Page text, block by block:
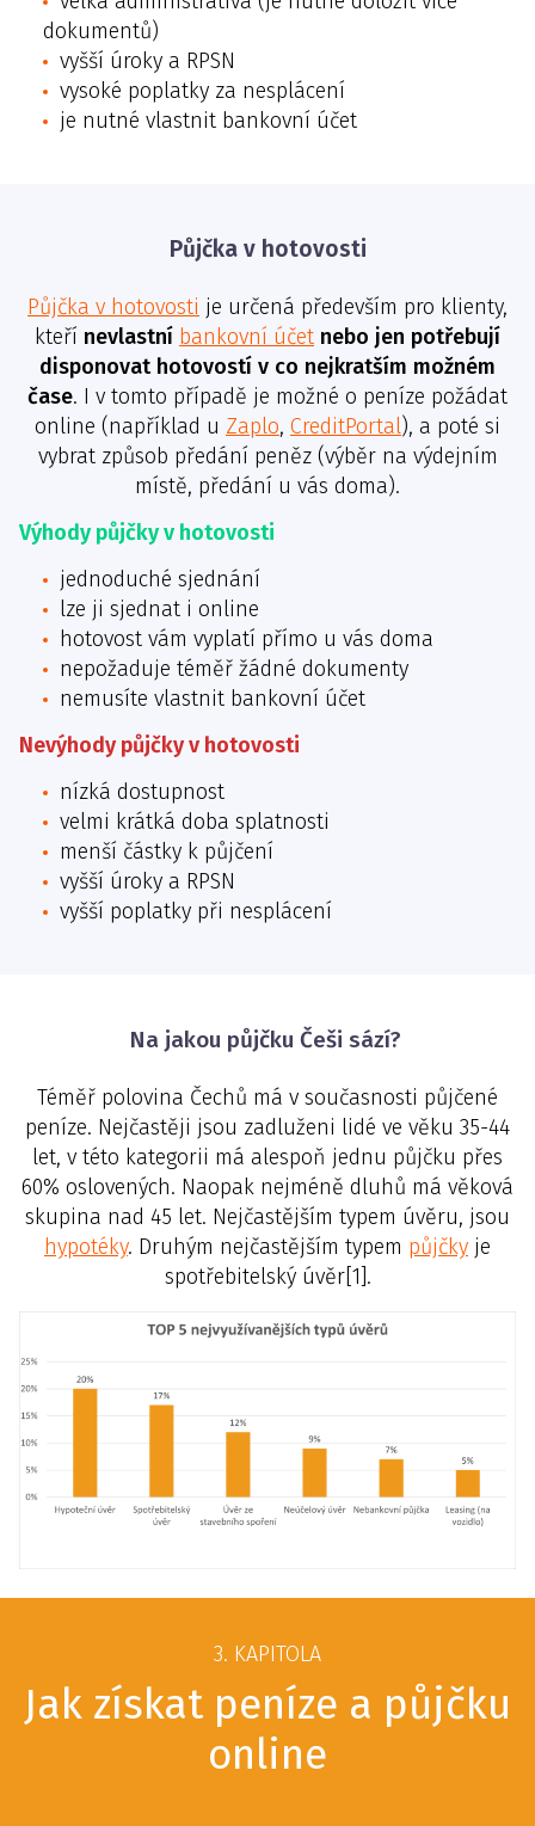
dokumentů)
vyšší úroky a RPSN
vysoké poplatky za nesplácení
je nutné vlastnit bankovní účet
Půjčka v hotovosti
Půjčka v hotovosti je určená především pro klienty,
kteří nevlastní bankovní účet nebo jen potřebují
disponovat hotovostí v co nejkratším možném
čase. I v tomto případě je možné o peníze požádat
online (například u Zaplo, CreditPortal), a poté si
vybrat způsob předání peněz (výběr na výdejním
místě, předání u vás doma).
Výhody půjčky v hotovosti
jednoduché sjednání
lze ji sjednat i online
hotovost vám vyplatí přímo u vás doma
nepožaduje téměř žádné dokumenty
nemusíte vlastnit bankovní účet
Nevýhody půjčky v hotovosti
nízká dostupnost
velmi krátká doba splatnosti
menší částky k půjčení
vyšší úroky a RPSN
vyšší poplatky při nesplácení
Na jakou půjčku Češi sází?
Téměř polovina Čechů má v současnosti půjčené
peníze. Nejčastěji jsou zadluženi lidé ve věku 35-44
let, v této kategorii má alespoň jednu půjčku přes
60% oslovených. Naopak nejméně dluhů má věková
skupina nad 45 let. Nejčastějším typem úvěru, jsou
hypotéky. Druhým nejčastějším typem půjčky je
spotřebitelský úvěr[1].
3. KAPITOLA
Jak získat peníze a půjčku
online